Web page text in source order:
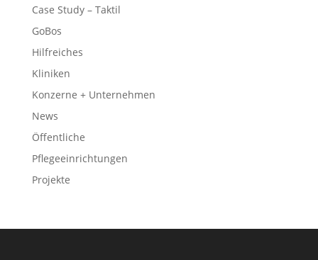
Case Study – Taktil
GoBos
Hilfreiches
Kliniken
Konzerne + Unternehmen
News
Öffentliche
Pflegeeinrichtungen
Projekte